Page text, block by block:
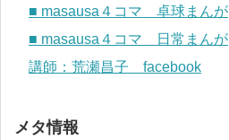
■ masausa４コマ 卓球まんが
■ masausa４コマ 日常まんが
講師：荒瀬昌子 facebook
メタ情報